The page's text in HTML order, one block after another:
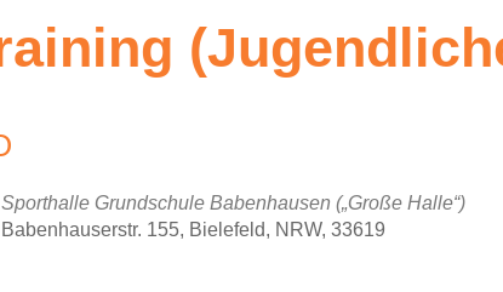
Sporthalle Grundschule Babenhausen („Große Halle“)
Babenhauserstr. 155, Bielefeld, NRW, 33619